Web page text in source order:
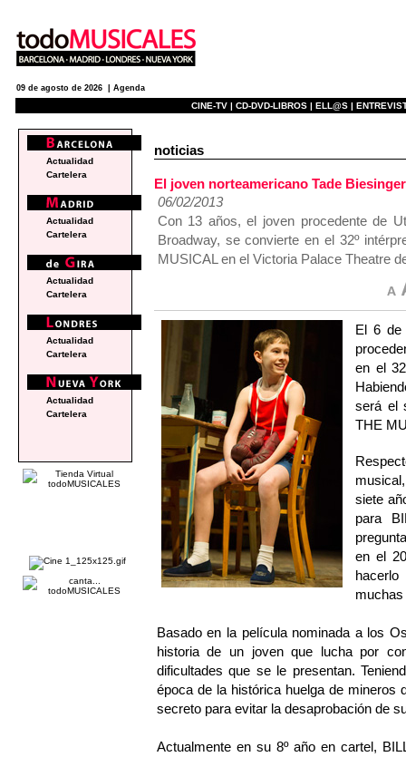
09 de agosto de 2026 | Agenda
CINE-TV | CD-DVD-LIBROS | ELL@S |
noticias
El joven norteamericano Tade
06/02/2013
Con 13 años, el joven procedente de
Broadway, se convierte en el 32º
MUSICAL en el Victoria Palace Theatre
El 6 de
en el
será el
THE
siete
para
en el
muchas
Basado en la película nominada a los
historia de un joven que lucha por
dificultades que se le presentan.
época de la histórica huelga de mineros
secreto para evitar la desaprobación de
Actualmente en su 8º año en cartel,
Actualidad
Cartelera
Actualidad
Cartelera
Actualidad
Cartelera
Actualidad
Cartelera
Actualidad
Cartelera